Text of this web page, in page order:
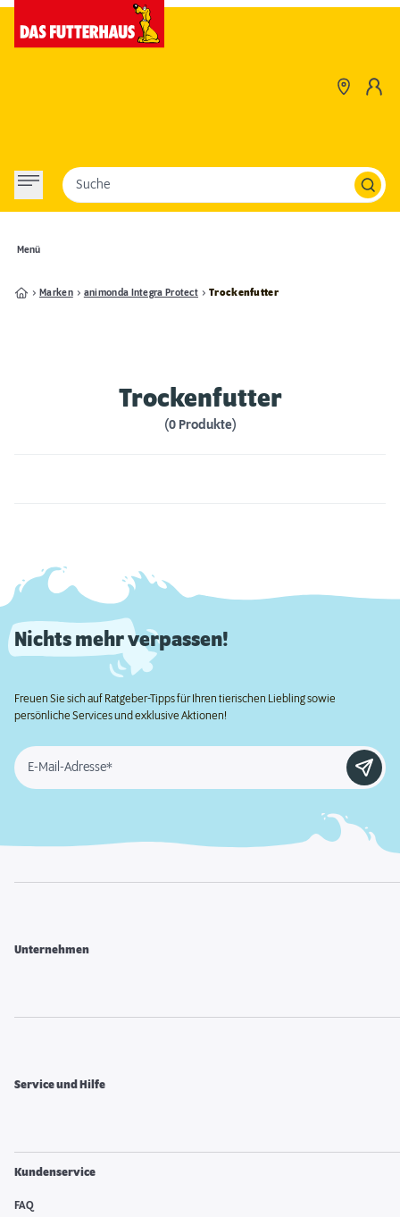
Menü
Suche
Marken animonda Integra Protect Trockenfutter
Trockenfutter
(0 Produkte)
Nichts mehr verpassen!
Freuen Sie sich auf Ratgeber-Tipps für Ihren tierischen Liebling sowie
persönliche Services und exklusive Aktionen!
E-Mail-Adresse*
Unternehmen
Service und Hilfe
Kundenservice
FAQ